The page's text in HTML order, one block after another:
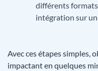
différents
intégration sur
Avec ces étapes simples,
impactant en quelques